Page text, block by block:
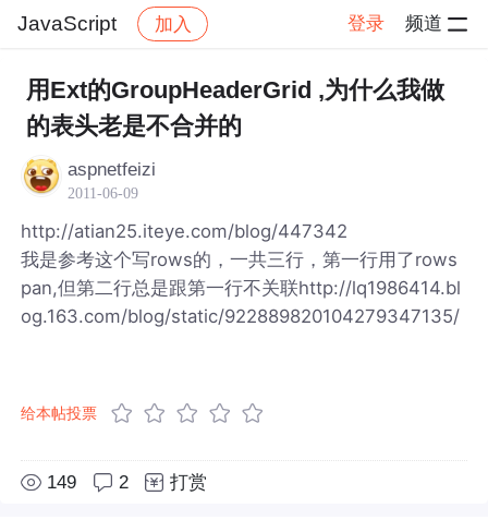
JavaScript 加入 登录 频道
社区 JavaScript 帖子详情
用Ext的GroupHeaderGrid ,为什么我做
的表头老是不合并的
aspnetfeizi
2011-06-09
http://atian25.iteye.com/blog/447342
我是参考这个写rows的，一共三行，第一行用了rows
pan,但第二行总是跟第一行不关联http://lq1986414.bl
og.163.com/blog/static/922889820104279347135/
给本帖投票
149 2 打赏